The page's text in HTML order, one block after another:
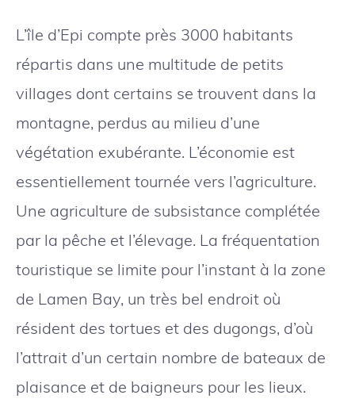
L’île d’Epi compte près 3000 habitants
répartis dans une multitude de petits
villages dont certains se trouvent dans la
montagne, perdus au milieu d’une
végétation exubérante. L’économie est
essentiellement tournée vers l’agriculture.
Une agriculture de subsistance complétée
par la pêche et l’élevage. La fréquentation
touristique se limite pour l’instant à la zone
de Lamen Bay, un très bel endroit où
résident des tortues et des dugongs, d’où
l’attrait d’un certain nombre de bateaux de
plaisance et de baigneurs pour les lieux.